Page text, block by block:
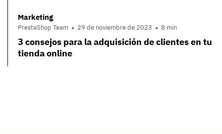
Marketing
PrestaShop Team 29 de noviembre de 2023 8 min
3 consejos para la adquisición de clientes en tu
tienda online